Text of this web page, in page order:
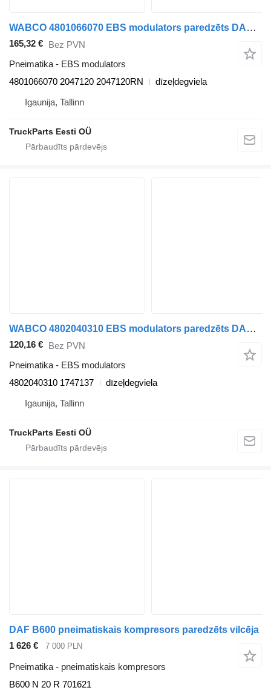
WABCO 4801066070 EBS modulators paredzēts DAF XF106 (2014-) vilcēja
165,32 € Bez PVN
Pneimatika - EBS modulators
4801066070 2047120 2047120RN
dīzeļdegviela
Igaunija, Tallinn
TruckParts Eesti OÜ
WABCO 4802040310 EBS modulators paredzēts DAF XF106 (2014-) vilcēja
120,16 € Bez PVN
Pneimatika - EBS modulators
4802040310 1747137
dīzeļdegviela
Igaunija, Tallinn
TruckParts Eesti OÜ
DAF B600 pneimatiskais kompresors paredzēts vilcēja
1 626 €
7 000 PLN
Pneimatika - pneimatiskais kompresors
B600 N 20 R 701621